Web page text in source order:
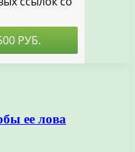
ее лова